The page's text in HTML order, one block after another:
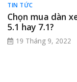
TIN TỨC
Chọn mua dàn
5.1 hay 7.1?
19 Tháng 9, 2022